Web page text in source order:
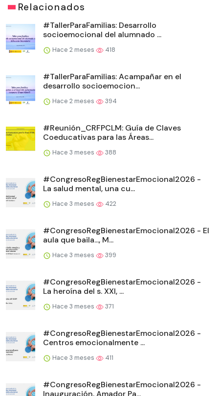
Relacionados
#TallerParaFamilias: Desarrollo
socioemocional del alumnado ...
Hace 2 meses 418
#TallerParaFamilias: Acampañar en el
desarrollo socioemocion...
Hace 2 meses 394
#Reunión_CRFPCLM: Guía de Claves
Coeducativas para las Áreas...
Hace 3 meses 388
#CongresoRegBienestarEmocional2026 -
La salud mental, una cu...
Hace 3 meses 422
#CongresoRegBienestarEmocional2026 - El
aula que baila..., M...
Hace 3 meses 399
#CongresoRegBienestarEmocional2026 -
La heroína del s. XXI, ...
Hace 3 meses 371
#CongresoRegBienestarEmocional2026 -
Centros emocionalmente ...
Hace 3 meses 411
#CongresoRegBienestarEmocional2026 -
Inauguración, Amador Pa...